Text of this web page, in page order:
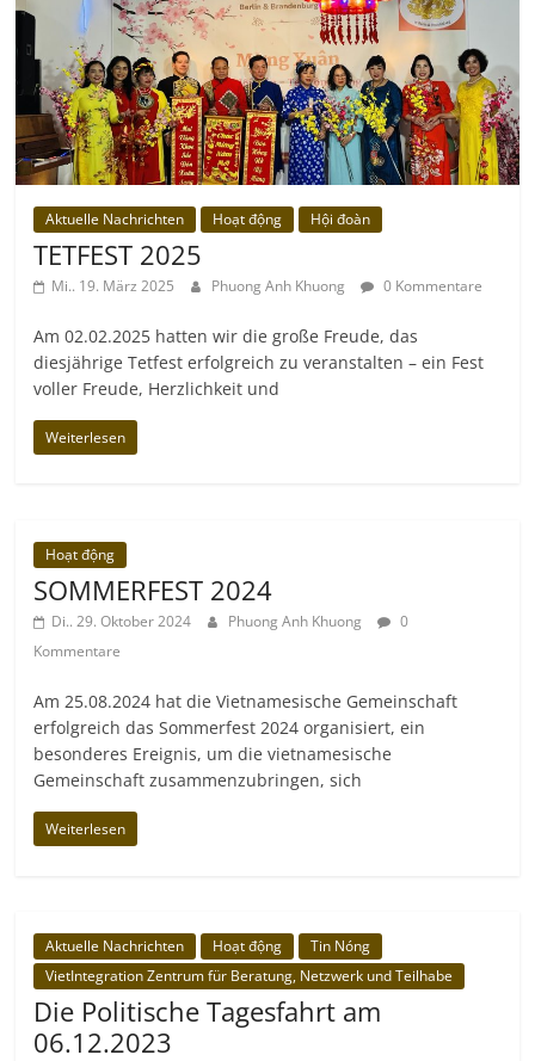
Aktuelle Nachrichten Hoạt động Hội đoàn
TETFEST 2025
Mi.. 19. März 2025 Phuong Anh Khuong 0 Kommentare
Am 02.02.2025 hatten wir die große Freude, das
diesjährige Tetfest erfolgreich zu veranstalten – ein Fest
voller Freude, Herzlichkeit und
Weiterlesen
Hoạt động
SOMMERFEST 2024
Di.. 29. Oktober 2024 Phuong Anh Khuong
0
Kommentare
Am 25.08.2024 hat die Vietnamesische Gemeinschaft
erfolgreich das Sommerfest 2024 organisiert, ein
besonderes Ereignis, um die vietnamesische
Gemeinschaft zusammenzubringen, sich
Weiterlesen
Aktuelle Nachrichten Hoạt động
Tin Nóng
VietIntegration Zentrum für Beratung, Netzwerk und Teilhabe
Die Politische Tagesfahrt am
06.12.2023